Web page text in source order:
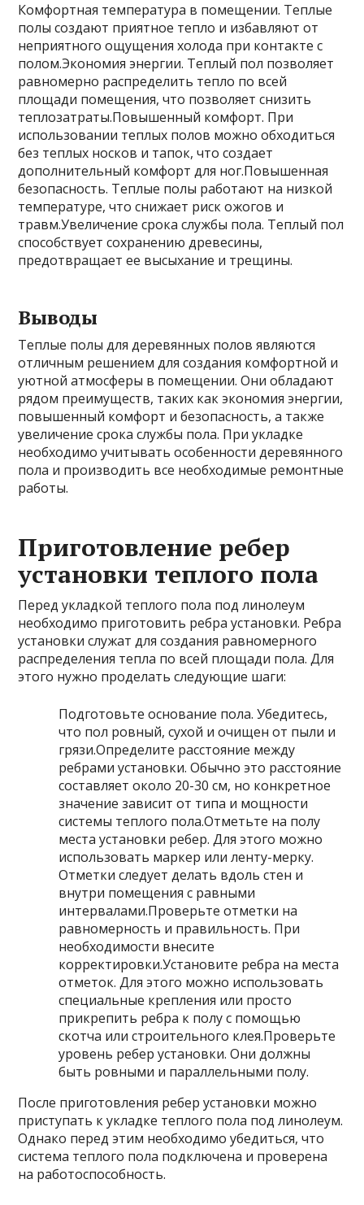
Комфортная температура в помещении. Теплые
полы создают приятное тепло и избавляют от
неприятного ощущения холода при контакте с
полом.Экономия энергии. Теплый пол позволяет
равномерно распределить тепло по всей
площади помещения, что позволяет снизить
теплозатраты.Повышенный комфорт. При
использовании теплых полов можно обходиться
без теплых носков и тапок, что создает
дополнительный комфорт для ног.Повышенная
безопасность. Теплые полы работают на низкой
температуре, что снижает риск ожогов и
травм.Увеличение срока службы пола. Теплый пол
способствует сохранению древесины,
предотвращает ее высыхание и трещины.
Выводы
Теплые полы для деревянных полов являются
отличным решением для создания комфортной и
уютной атмосферы в помещении. Они обладают
рядом преимуществ, таких как экономия энергии,
повышенный комфорт и безопасность, а также
увеличение срока службы пола. При укладке
необходимо учитывать особенности деревянного
пола и производить все необходимые ремонтные
работы.
Приготовление ребер
установки теплого пола
Перед укладкой теплого пола под линолеум
необходимо приготовить ребра установки. Ребра
установки служат для создания равномерного
распределения тепла по всей площади пола. Для
этого нужно проделать следующие шаги:
Подготовьте основание пола. Убедитесь,
что пол ровный, сухой и очищен от пыли и
грязи.Определите расстояние между
ребрами установки. Обычно это расстояние
составляет около 20-30 см, но конкретное
значение зависит от типа и мощности
системы теплого пола.Отметьте на полу
места установки ребер. Для этого можно
использовать маркер или ленту-мерку.
Отметки следует делать вдоль стен и
внутри помещения с равными
интервалами.Проверьте отметки на
равномерность и правильность. При
необходимости внесите
корректировки.Установите ребра на места
отметок. Для этого можно использовать
специальные крепления или просто
прикрепить ребра к полу с помощью
скотча или строительного клея.Проверьте
уровень ребер установки. Они должны
быть ровными и параллельными полу.
После приготовления ребер установки можно
приступать к укладке теплого пола под линолеум.
Однако перед этим необходимо убедиться, что
система теплого пола подключена и проверена
на работоспособность.